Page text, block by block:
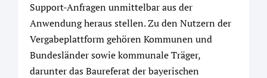
Support-Anfragen unmittelbar aus der
Anwendung heraus stellen. Zu den Nutzern der
Vergabeplattform gehören Kommunen und
Bundesländer sowie kommunale Träger,
darunter das Baureferat der bayerischen